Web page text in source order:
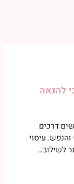
להנאה
דרכים
עיסוי
לשילוב…